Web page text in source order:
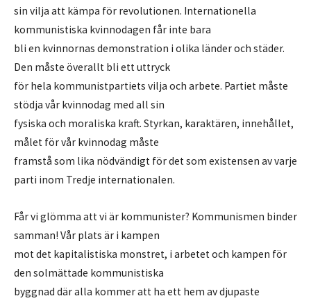
sin vilja att kämpa för revolutionen. Internationella
kommunistiska kvinnodagen får inte bara
bli en kvinnornas demonstration i olika länder och städer.
Den måste överallt bli ett uttryck
för hela kommunistpartiets vilja och arbete. Partiet måste
stödja vår kvinnodag med all sin
fysiska och moraliska kraft. Styrkan, karaktären, innehållet,
målet för vår kvinnodag måste
framstå som lika nödvändigt för det som existensen av varje
parti inom Tredje internationalen.
Får vi glömma att vi är kommunister? Kommunismen binder
samman! Vår plats är i kampen
mot det kapitalistiska monstret, i arbetet och kampen för
den solmättade kommunistiska
byggnad där alla kommer att ha ett hem av djupaste